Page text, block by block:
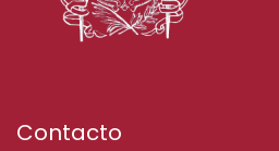
Contacto